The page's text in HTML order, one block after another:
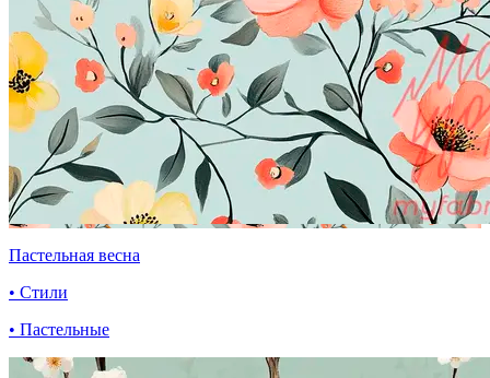
Пастельная весна
• Стили
• Пастельные